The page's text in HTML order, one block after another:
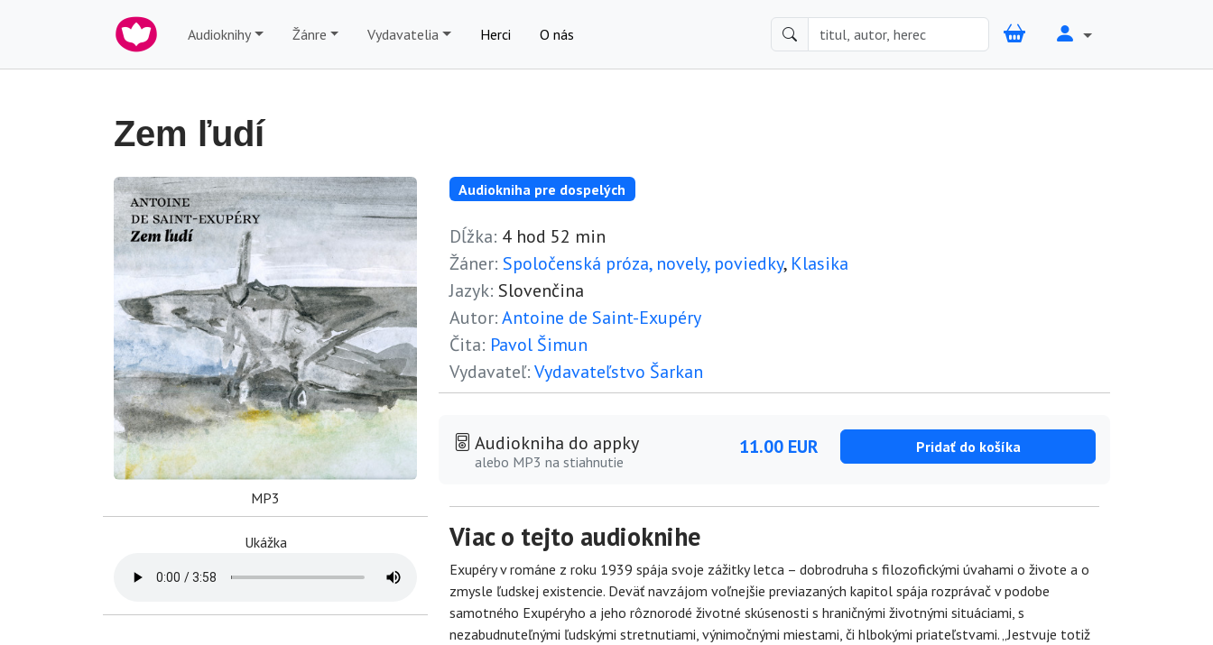
Audioknihy Žánre Vydavatelia Herci O nás
Zem ľudí
MP3
Ukážka
Audiokniha pre dospelých
Dĺžka: 4 hod 52 min
Žáner: Spoločenská próza, novely, poviedky, Klasika
Jazyk: Slovenčina
Autor:Antoine de Saint-Exupéry
Čita: Pavol Šimun
Vydavateľ:Vydavateľstvo Šarkan
Audiokniha do appky
alebo MP3 na stiahnutie
11.00 EUR Pridať do košíka
Viac o tejto audioknihe
Exupéry v románe z roku 1939 spája svoje zážitky letca – dobrodruha s filozofickými úvahami o živote a o
zmysle ľudskej existencie. Deväť navzájom voľnejšie previazaných kapitol spája rozprávač v podobe
samotného Exupéryho a jeho rôznorodé životné skúsenosti s hraničnými životnými situáciami, s
nezabudnuteľnými ľudskými stretnutiami, výnimočnými miestami, či hlbokými priateľstvami. „Jestvuje totiž